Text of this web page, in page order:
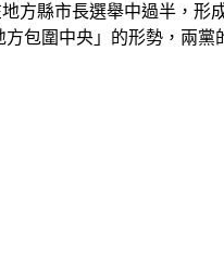
方縣市長選舉中過半，形
包圍中央」的形勢，兩黨